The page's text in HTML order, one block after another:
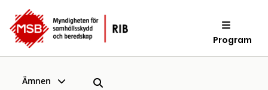
Program
Ämnen